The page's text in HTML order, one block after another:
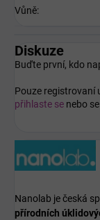
Vůně:
Diskuze
Buďte první, kdo
Pouze registrovaní
přihlaste se nebo se
Nanolab je česká
přírodních